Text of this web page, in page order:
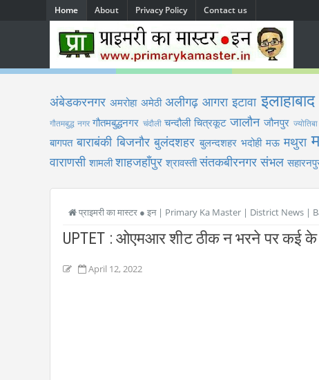
Home About Privacy Policy Contact us
अंबेडकरनगर अमरोहा अमेठी अलीगढ़ आगरा इटावा इलाहाबाद
गौतमबुद्ध नगर गौतमबुद्धनगर चंदौली चन्दौली चित्रकूट जालौन जौनपुर
बागपत बाराबंकी बिजनौर बुलंदशहर बुलन्दशहर भदोही मऊ मथुरा
वाराणसी शामली शाहजहाँपुर श्रावस्ती संतकबीरनगर संभल
प्राइमरी का मास्टर ● इन | Primary Ka Master | District News
UPTET : ओएमआर शीट ठीक न भरने पर कई के
April 12, 2022